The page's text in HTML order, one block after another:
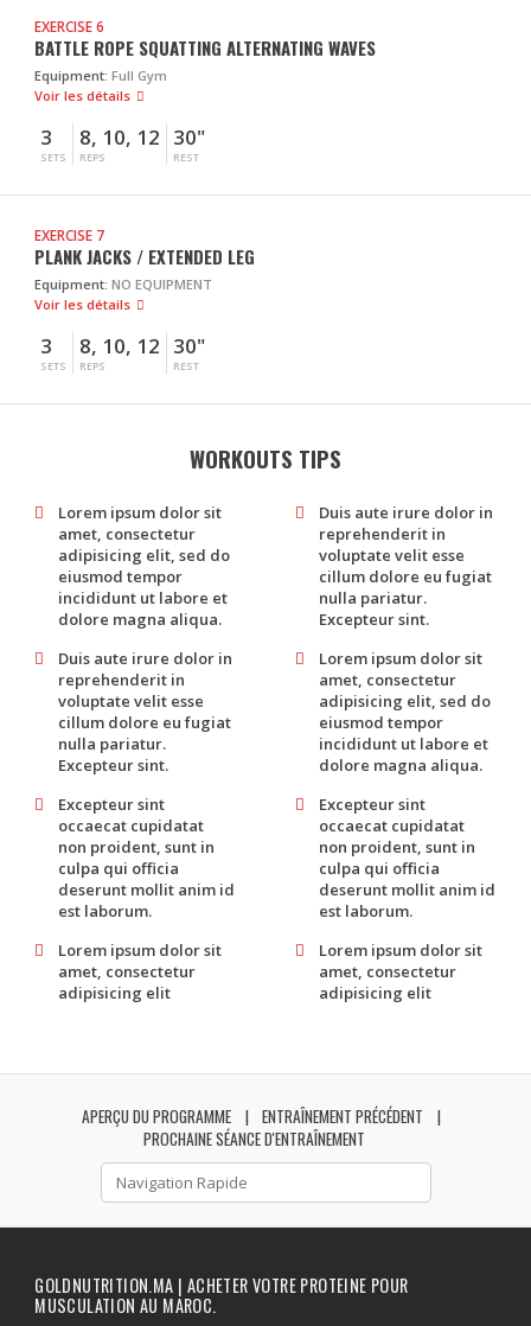
EXERCISE 6
BATTLE ROPE SQUATTING ALTERNATING WAVES
Equipment: Full Gym
Voir les détails
3
SETS
8, 10, 12
REPS
30"
REST
EXERCISE 7
PLANK JACKS / EXTENDED LEG
Equipment: NO EQUIPMENT
Voir les détails
3
SETS
8, 10, 12
REPS
30"
REST
WORKOUTS TIPS
Lorem ipsum dolor sit
amet, consectetur
adipisicing elit, sed do
eiusmod tempor
incididunt ut labore et
dolore magna aliqua.
Duis aute irure dolor in
reprehenderit in
voluptate velit esse
cillum dolore eu fugiat
nulla pariatur.
Excepteur sint.
Duis aute irure dolor in
reprehenderit in
voluptate velit esse
cillum dolore eu fugiat
nulla pariatur.
Excepteur sint.
Lorem ipsum dolor sit
amet, consectetur
adipisicing elit, sed do
eiusmod tempor
incididunt ut labore et
dolore magna aliqua.
Excepteur sint
occaecat cupidatat
non proident, sunt in
culpa qui officia
deserunt mollit anim id
est laborum.
Excepteur sint
occaecat cupidatat
non proident, sunt in
culpa qui officia
deserunt mollit anim id
est laborum.
Lorem ipsum dolor sit
amet, consectetur
adipisicing elit
Lorem ipsum dolor sit
amet, consectetur
adipisicing elit
APERÇU DU PROGRAMME
ENTRAÎNEMENT PRÉCÉDENT
PROCHAINE SÉANCE D'ENTRAÎNEMENT
GOLDNUTRITION.MA | ACHETER VOTRE PROTEINE POUR
MUSCULATION AU MAROC.